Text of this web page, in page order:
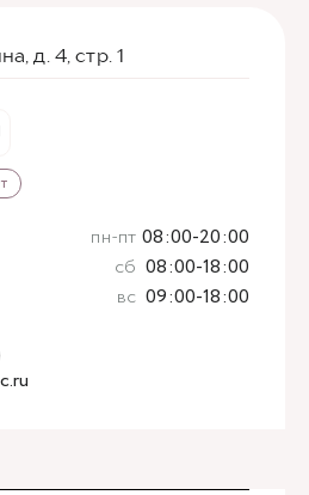
д. 4, стр. 1
пн-пт 08:00-20:00
сб 08:00-18:00
вс 09:00-18:00